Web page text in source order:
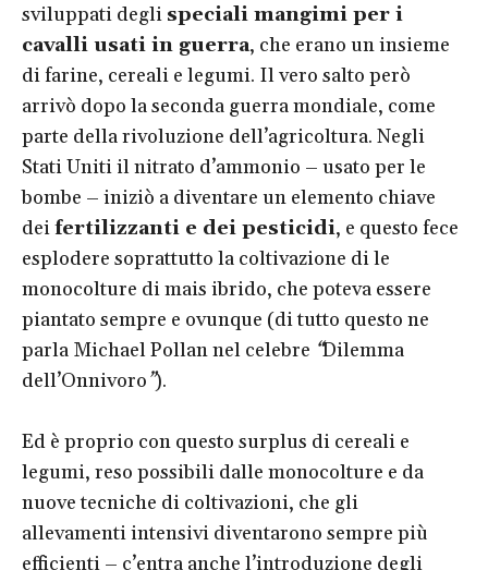
sviluppati degli speciali mangimi per i
cavalli usati in guerra, che erano un insieme
di farine, cereali e legumi. Il vero salto però
arrivò dopo la seconda guerra mondiale, come
parte della rivoluzione dell’agricoltura. Negli
Stati Uniti il nitrato d’ammonio – usato per le
bombe – iniziò a diventare un elemento chiave
deifertilizzanti e dei pesticidi, e questo fece
esplodere soprattutto la coltivazione di le
monocolture di mais ibrido, che poteva essere
piantato sempre e ovunque (di tutto questo ne
parla Michael Pollan nel celebre “Dilemma
dell’Onnivoro”).
Ed è proprio con questo surplus di cereali e
legumi, reso possibili dalle monocolture e da
nuove tecniche di coltivazioni, che gli
allevamenti intensivi diventarono sempre più
efficienti – c’entra anche l’introduzione degli